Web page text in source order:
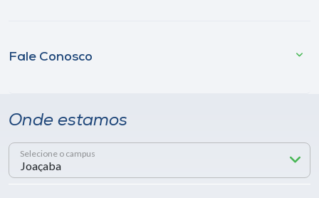
Fale Conosco
Onde estamos
Selecione o campus